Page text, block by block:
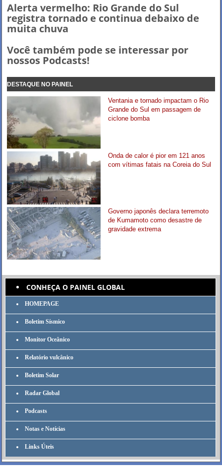
Alerta vermelho: Rio Grande do Sul
registra tornado e continua debaixo de
muita chuva
Você também pode se interessar por
nossos Podcasts!
DESTAQUE NO PAINEL
Ventania e tornado impactam o Rio
Grande do Sul em passagem de
ciclone bomba
Onda de calor é pior em 121 anos
com vítimas fatais na Coreia do Sul
Governo japonês declara terremoto
de Kumamoto como desastre de
gravidade extrema
CONHEÇA O PAINEL GLOBAL
HOMEPAGE
Boletim Sísmico
Monitor Oceânico
Relatório vulcânico
Boletim Solar
Radar Global
Podcasts
Notas e Notícias
Links Úteis